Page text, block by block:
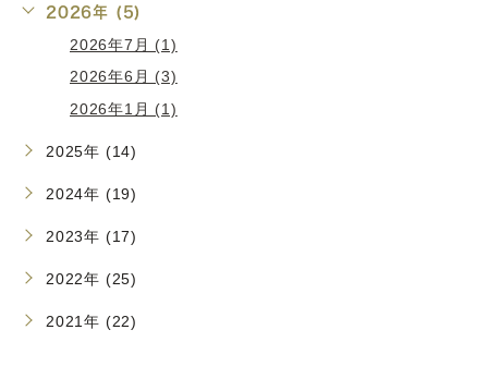
2026年 (5)
2026年7月 (1)
2026年6月 (3)
2026年1月 (1)
2025年 (14)
2024年 (19)
2023年 (17)
2022年 (25)
2021年 (22)